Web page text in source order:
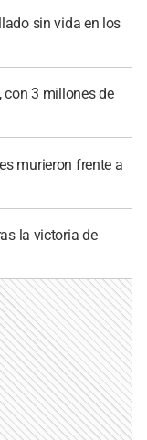
sin vida en los
con 3 millones de
murieron frente a
la victoria de